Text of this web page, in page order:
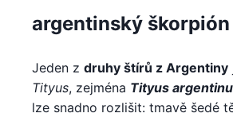
argentinský škorpión
Jeden z druhy štírů z Argentiny
Tityus, zejména Tityus
lze snadno rozlišit: tmavě šedé